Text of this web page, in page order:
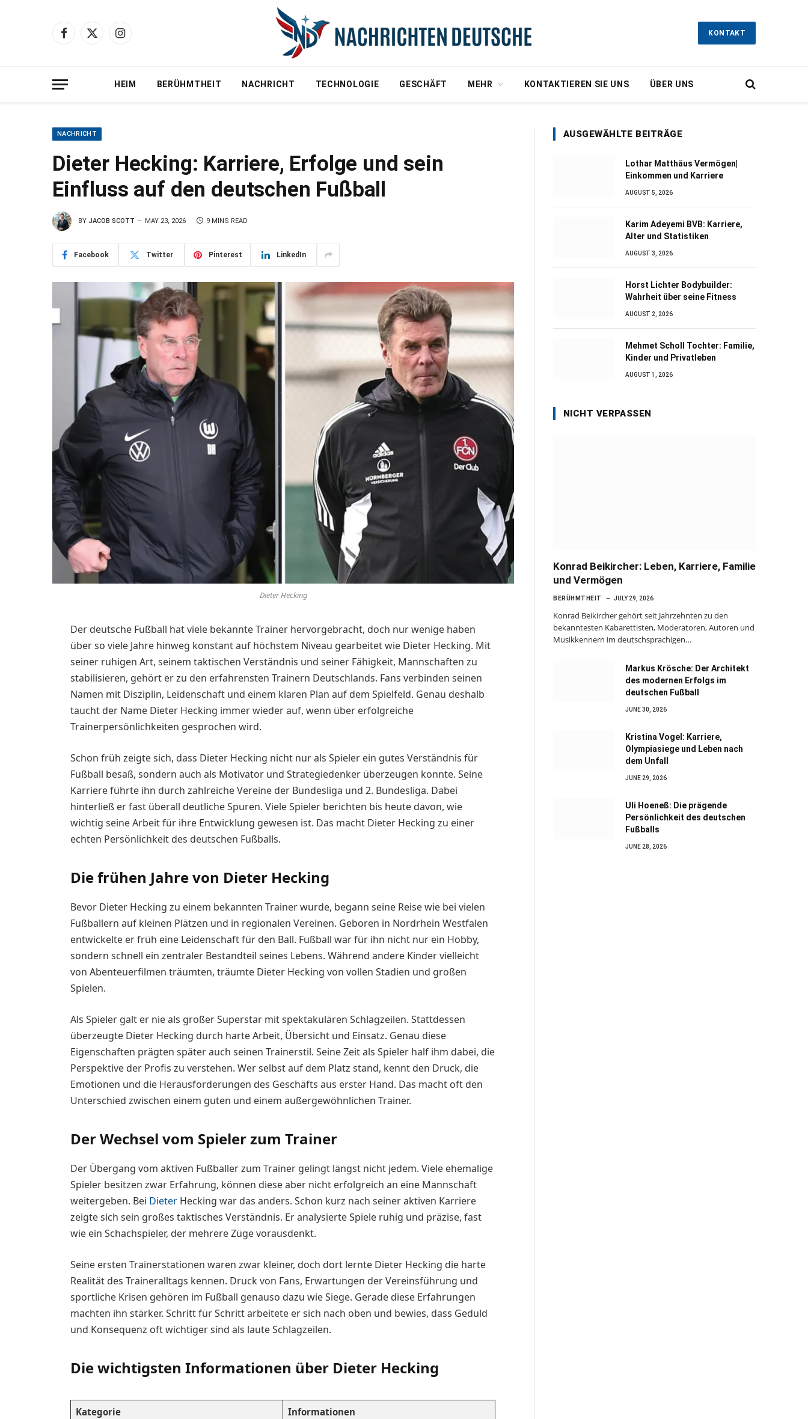
Facebook
X
Instagram KONTAKT
HEIM BERÜHMTHEIT NACHRICHT TECHNOLOGIE GESCHÄFT MEHR KONTAKTIEREN SIE UNS ÜBER UNS
NACHRICHT
Dieter Hecking: Karriere, Erfolge und sein
Einfluss auf den deutschen Fußball
BY JACOB SCOTT MAY 23, 2026 9 MINS READ
Facebook Twitter Pinterest LinkedIn
Dieter Hecking
Der deutsche Fußball hat viele bekannte Trainer hervorgebracht, doch nur wenige haben
über so viele Jahre hinweg konstant auf höchstem Niveau gearbeitet wie Dieter Hecking. Mit
seiner ruhigen Art, seinem taktischen Verständnis und seiner Fähigkeit, Mannschaften zu
stabilisieren, gehört er zu den erfahrensten Trainern Deutschlands. Fans verbinden seinen
Namen mit Disziplin, Leidenschaft und einem klaren Plan auf dem Spielfeld. Genau deshalb
taucht der Name Dieter Hecking immer wieder auf, wenn über erfolgreiche
Trainerpersönlichkeiten gesprochen wird.
Schon früh zeigte sich, dass Dieter Hecking nicht nur als Spieler ein gutes Verständnis für
Fußball besaß, sondern auch als Motivator und Strategiedenker überzeugen konnte. Seine
Karriere führte ihn durch zahlreiche Vereine der Bundesliga und 2. Bundesliga. Dabei
hinterließ er fast überall deutliche Spuren. Viele Spieler berichten bis heute davon, wie
wichtig seine Arbeit für ihre Entwicklung gewesen ist. Das macht Dieter Hecking zu einer
echten Persönlichkeit des deutschen Fußballs.
Die frühen Jahre von Dieter Hecking
Bevor Dieter Hecking zu einem bekannten Trainer wurde, begann seine Reise wie bei vielen
Fußballern auf kleinen Plätzen und in regionalen Vereinen. Geboren in Nordrhein Westfalen
entwickelte er früh eine Leidenschaft für den Ball. Fußball war für ihn nicht nur ein Hobby,
sondern schnell ein zentraler Bestandteil seines Lebens. Während andere Kinder vielleicht
von Abenteuerfilmen träumten, träumte Dieter Hecking von vollen Stadien und großen
Spielen.
Als Spieler galt er nie als großer Superstar mit spektakulären Schlagzeilen. Stattdessen
überzeugte Dieter Hecking durch harte Arbeit, Übersicht und Einsatz. Genau diese
Eigenschaften prägten später auch seinen Trainerstil. Seine Zeit als Spieler half ihm dabei, die
Perspektive der Profis zu verstehen. Wer selbst auf dem Platz stand, kennt den Druck, die
Emotionen und die Herausforderungen des Geschäfts aus erster Hand. Das macht oft den
Unterschied zwischen einem guten und einem außergewöhnlichen Trainer.
Der Wechsel vom Spieler zum Trainer
Der Übergang vom aktiven Fußballer zum Trainer gelingt längst nicht jedem. Viele ehemalige
Spieler besitzen zwar Erfahrung, können diese aber nicht erfolgreich an eine Mannschaft
weitergeben. Bei Dieter Hecking war das anders. Schon kurz nach seiner aktiven Karriere
zeigte sich sein großes taktisches Verständnis. Er analysierte Spiele ruhig und präzise, fast
wie ein Schachspieler, der mehrere Züge vorausdenkt.
Seine ersten Trainerstationen waren zwar kleiner, doch dort lernte Dieter Hecking die harte
Realität des Traineralltags kennen. Druck von Fans, Erwartungen der Vereinsführung und
sportliche Krisen gehören im Fußball genauso dazu wie Siege. Gerade diese Erfahrungen
machten ihn stärker. Schritt für Schritt arbeitete er sich nach oben und bewies, dass Geduld
und Konsequenz oft wichtiger sind als laute Schlagzeilen.
Die wichtigsten Informationen über Dieter Hecking
Kategorie Informationen
AUSGEWÄHLTE BEITRÄGE
Lothar Matthäus Vermögen|
Einkommen und Karriere
AUGUST 5, 2026
Karim Adeyemi BVB: Karriere,
Alter und Statistiken
AUGUST 3, 2026
Horst Lichter Bodybuilder:
Wahrheit über seine Fitness
AUGUST 2, 2026
Mehmet Scholl Tochter: Familie,
Kinder und Privatleben
AUGUST 1, 2026
NICHT VERPASSEN
Konrad Beikircher: Leben, Karriere, Familie
und Vermögen
BERÜHMTHEIT JULY 29, 2026
Konrad Beikircher gehört seit Jahrzehnten zu den
bekanntesten Kabarettisten, Moderatoren, Autoren und
Musikkennern im deutschsprachigen…
Markus Krösche: Der Architekt
des modernen Erfolgs im
deutschen Fußball
JUNE 30, 2026
Kristina Vogel: Karriere,
Olympiasiege und Leben nach
dem Unfall
JUNE 29, 2026
Uli Hoeneß: Die prägende
Persönlichkeit des deutschen
Fußballs
JUNE 28, 2026